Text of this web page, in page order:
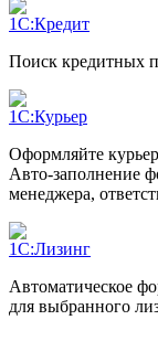
1С:Кредит
Поиск кредитных
1С:Курьер
Оформляйте
Авто-заполнение
менеджера,
1С:Лизинг
Автоматическое
для выбранного